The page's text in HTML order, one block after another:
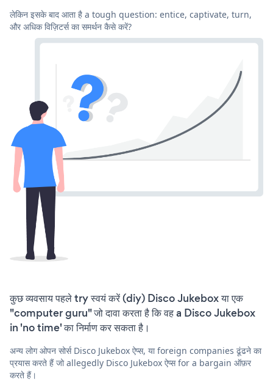
लेकिन इसके बाद आता है a tough question: entice, captivate, turn,
और अधिक विज़िटर्स का समर्थन कैसे करें?
कुछ व्यवसाय पहले try स्वयं करें (diy) Disco Jukebox या एक
"computer guru" जो दावा करता है कि वह a Disco Jukebox
in 'no time' का निर्माण कर सकता है।
अन्य लोग ओपन सोर्स Disco Jukebox ऐप्स, या foreign companies ढूंढने का
प्रयास करते हैं जो allegedly Disco Jukebox ऐप्स for a bargain ऑफ़र
करते हैं।